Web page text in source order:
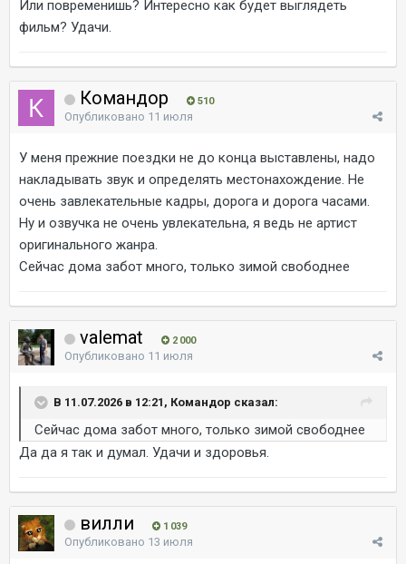
Или повременишь? Интересно как будет выглядеть
фильм? Удачи.
Командор 510
Опубликовано 11 июля
У меня прежние поездки не до конца выставлены, надо
накладывать звук и определять местонахождение. Не
очень завлекательные кадры, дорога и дорога часами.
Ну и озвучка не очень увлекательна, я ведь не артист
оригинального жанра.
Сейчас дома забот много, только зимой свободнее
valemat 2 000
Опубликовано 11 июля
В 11.07.2026 в 12:21, Командор сказал:
Сейчас дома забот много, только зимой свободнее
Да да я так и думал. Удачи и здоровья.
вилли 1 039
Опубликовано 13 июля